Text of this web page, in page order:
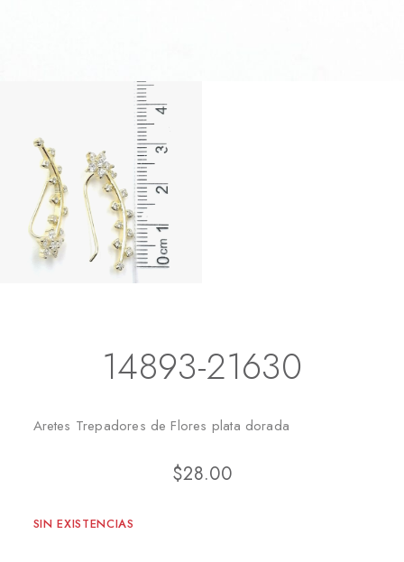
14893-21630
Aretes Trepadores de Flores plata dorada
$28.00
SIN EXISTENCIAS